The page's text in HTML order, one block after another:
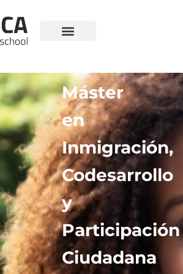
Máster
en
Inmigración,
Codesarrollo
y
Participación
Ciudadana